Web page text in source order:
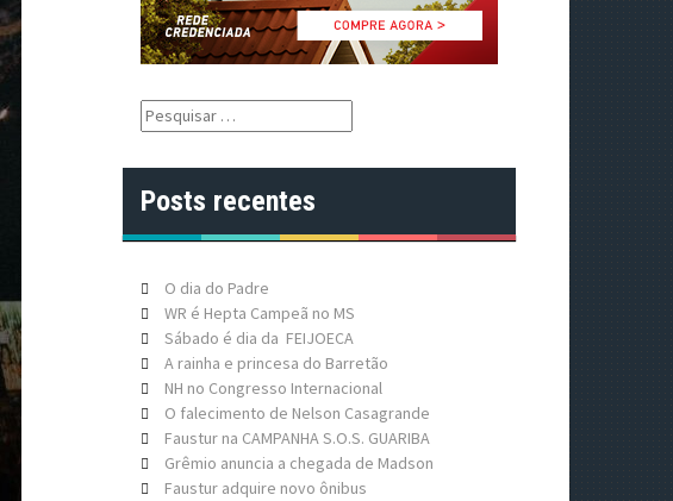
P
e
q
u
i
a
r
p
o
r
:
Posts recentes
O dia do Padre
WR é Hepta Campeã no MS
Sábado é dia da FEIJOECA
A rainha e princesa do Barretão
NH no Congresso Internacional
O falecimento de Nelson Casagrande
Faustur na CAMPANHA S.O.S. GUARIBA
Grêmio anuncia a chegada de Madson
Faustur adquire novo ônibus